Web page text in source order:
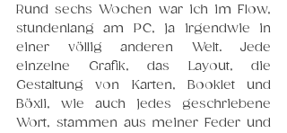
Rund sechs Wochen war ich im Flow,
stundenlang am PC, ja irgendwie in
einer völlig anderen Welt. Jede
einzelne Grafik, das Layout, die
Gestaltung von Karten, Booklet und
Böxli, wie auch jedes geschriebene
Wort, stammen aus meiner Feder und